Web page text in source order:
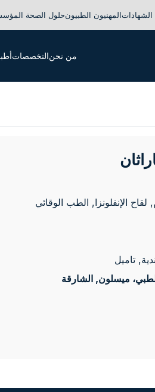
الشهاداتالمهنيون الطبيونحلول الصحة
من نحنالتخصصات
الإنفلونزا, الطب الوقائي
تاميل
ميسلون, الشارقة